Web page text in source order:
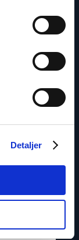
Detaljer